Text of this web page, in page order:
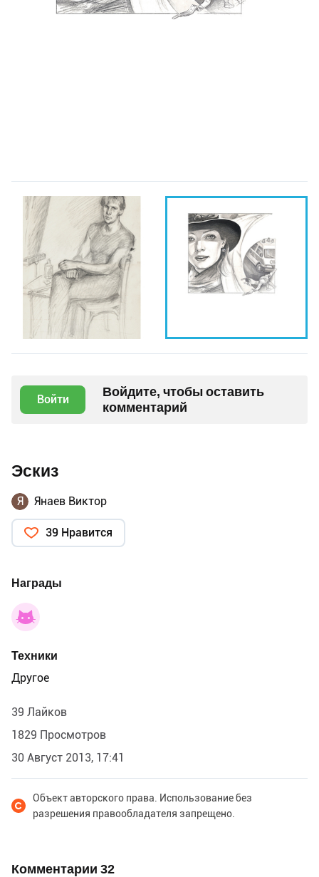
Войти
Войдите, чтобы оставить
комментарий
Эскиз
Я Янаев Виктор
39 Нравится
Награды
Техники
Другое
39 Лайков
1829 Просмотров
30 Август 2013, 17:41
Объект авторского права. Использование без
разрешения правообладателя запрещено.
Комментарии 32